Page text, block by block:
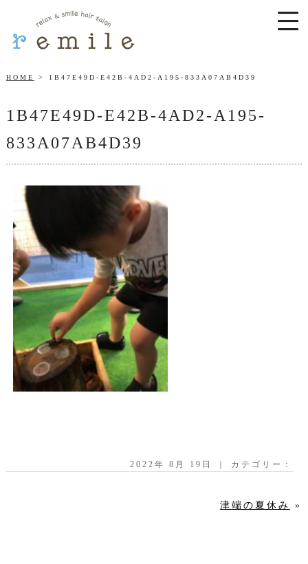
HOME 1B47E49D-E42B-4AD2-A195-833A07AB4D39
1B47E49D-E42B-4AD2-A195-
833A07AB4D39
2022年 8月 19日 ｜ カテゴリー：
津端の夏休み »